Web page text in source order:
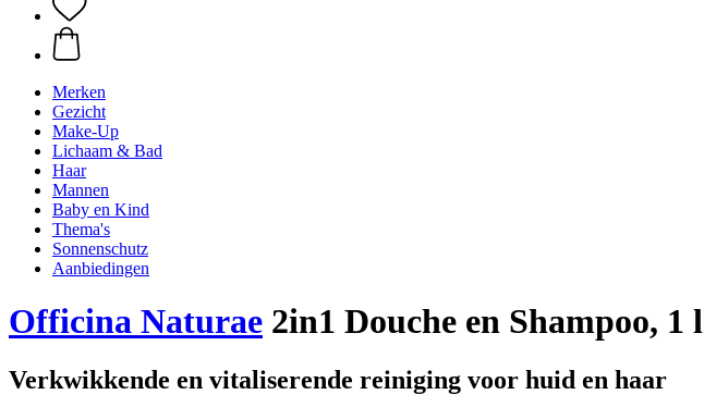
Merken
Gezicht
Make-Up
Lichaam & Bad
Haar
Mannen
Baby en Kind
Thema's
Sonnenschutz
Aanbiedingen
Officina Naturae 2in1 Douche en Shampoo, 1 l
Verkwikkende en vitaliserende reiniging voor huid en haar